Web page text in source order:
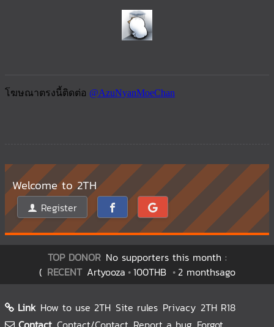
Welcome to 2TH
Register
TOP DONOR No supporters this month :
( RECENT Artyooza 100THB 2 monthsago
Link How to use 2TH Site rules Privacy 2TH R18